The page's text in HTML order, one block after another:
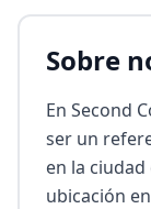
Sobre
En Second
ser un
en la
ubicación